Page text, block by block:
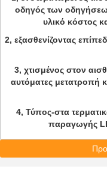
οδηγός των
υλικό κόστος
2, εξασθενίζοντας
3, χτισμένος στον
αυτόματες μετατροπή
4, Τύπος-στα
παραγωγής